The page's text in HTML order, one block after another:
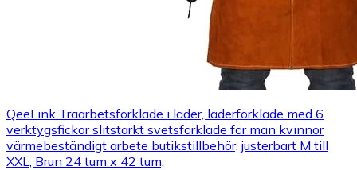
QeeLink Träarbetsförkläde i läder, läderförkläde med 6
verktygsfickor slitstarkt svetsförkläde för män kvinnor
värmebeständigt arbete butikstillbehör, justerbart M till
XXL, Brun 24 tum x 42 tum,